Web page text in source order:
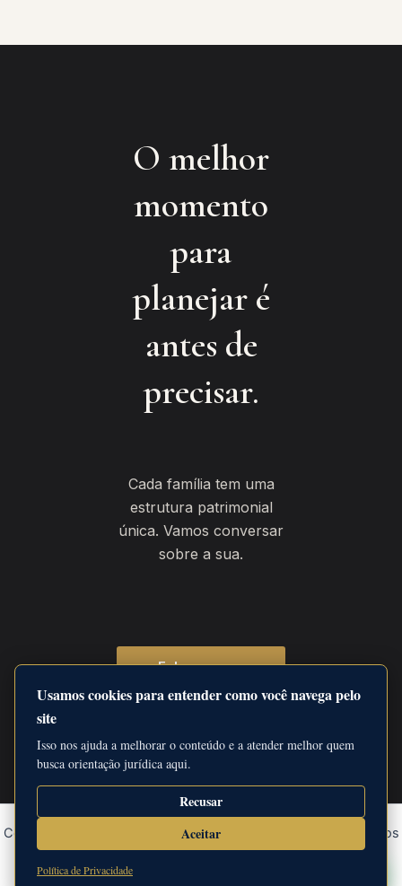
O melhor
momento
para
planejar é
antes de
precisar.
Cada família tem uma
estrutura patrimonial
única. Vamos conversar
sobre a sua.
Fale com um
WhatsApp
Copyright © 2026 Marcelo Carmelengo Advogado e Associados
– Sociedade de Advocacia inscrita na OAB/PA sob o nº
Usamos cookies para entender como você navega pelo
site
Isso nos ajuda a melhorar o conteúdo e a atender melhor quem
busca orientação jurídica aqui.
Recusar
Aceitar
Política de Privacidade